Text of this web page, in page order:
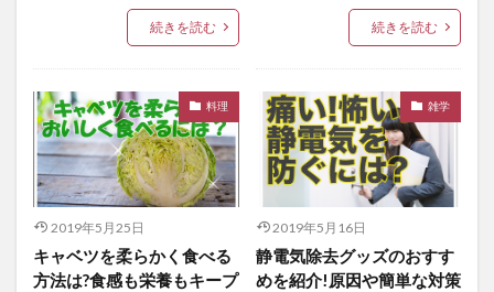
続きを読む 続きを読む
料理
2019年5月25日
キャベツを柔らかく食べる
方法は?食感も栄養もキープ
雑学
2019年5月16日
静電気除去グッズのおすす
めを紹介!原因や簡単な対策